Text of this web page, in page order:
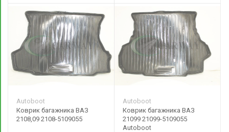
Autoboot
Коврик багажника ВАЗ
2108,09 2108-5109055
Autoboot
Коврик багажника ВАЗ
21099 21099-5109055
Autoboot